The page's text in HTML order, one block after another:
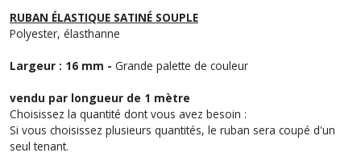
RUBAN ÉLASTIQUE SATINÉ SOUPLE
Polyester, élasthanne
Largeur : 16 mm - Grande palette de couleur
vendu par longueur de 1 mètre
Choisissez la quantité dont vous avez besoin :
Si vous choisissez plusieurs quantités, le ruban sera coupé d'un
seul tenant.